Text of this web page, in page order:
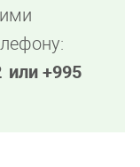
или +995